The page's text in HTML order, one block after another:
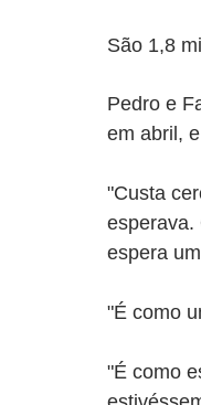
São 1,8
Pedro e
em abril,
"Custa
espera
"É como
"É como